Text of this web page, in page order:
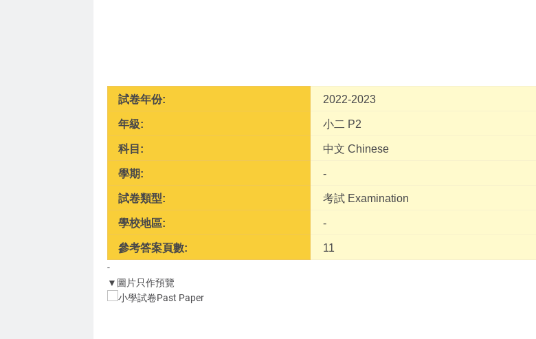
試卷年份: 2022-2023
年級: 小二 P2
科目: 中文 Chinese
學期: -
試卷類型: 考試 Examination
學校地區: -
參考答案頁數: 11
-
▼圖片只作預覽